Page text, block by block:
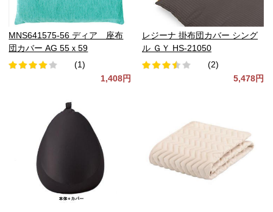
MNS641575-56 ディア 座布
団カバー AG 55ｘ59
(1)
1,408円
レジーナ 掛布団カバー シング
ル ＧＹ HS-21050
(2)
5,478円